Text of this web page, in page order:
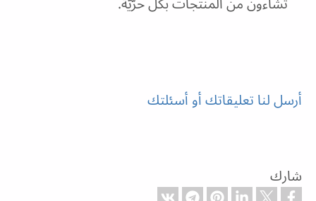
أرسل لنا تعليقاتك أو أسئلتك
شارك